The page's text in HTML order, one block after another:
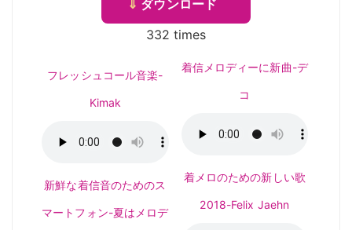
⇓ ダウンロード
332 times
フレッシュコール音楽-
Kimak
新鮮な着信音のためのス
マートフォン-夏はメロデ
着信メロディーに新曲-デ
コ
着メロのための新しい歌
2018-Felix Jaehn